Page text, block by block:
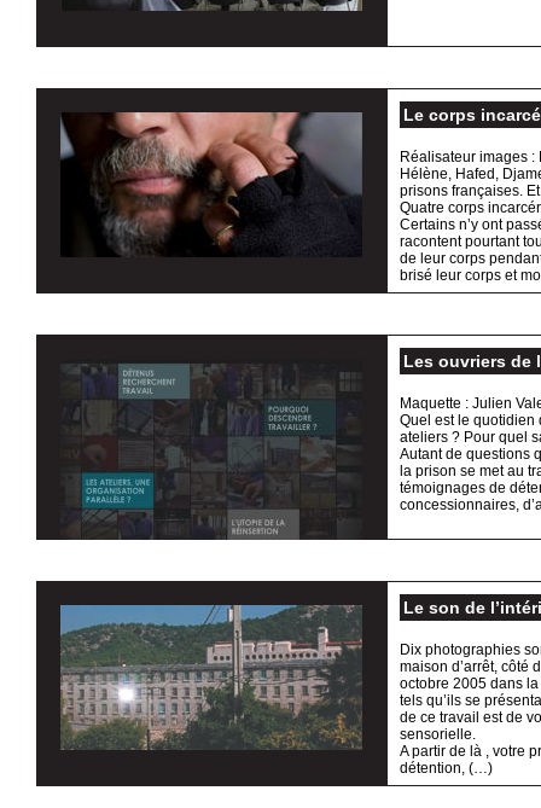
Le corps
Réalisateur images
Hélène, Hafed,
prisons françaises.
Quatre corps
Certains n’y ont
racontent pourtant
de leur corps
brisé leur corps et
Les ouvriers de
Maquette : Julien
Quel est le quotidien
ateliers ? Pour quel
Autant de questions
la prison se met au
témoignages de
concessionnaires,
Le son de
Dix photographies
maison d’arrêt, côté
octobre 2005 dans
tels qu’ils se
de ce travail est de
sensorielle.
A partir de là , votre
détention, (…)